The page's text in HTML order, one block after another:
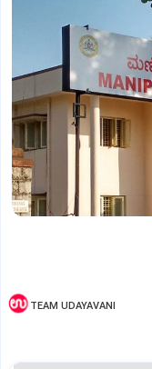
TEAM UDAYAVANI